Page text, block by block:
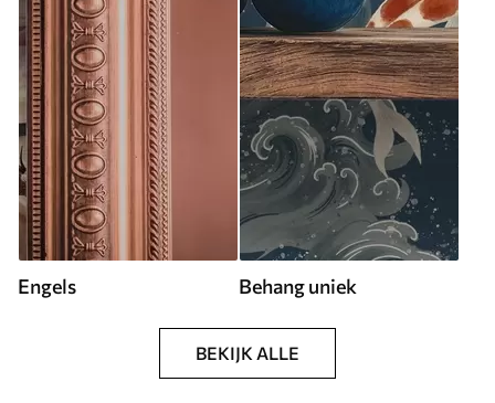
Engels Behang uniek
BEKIJK ALLE